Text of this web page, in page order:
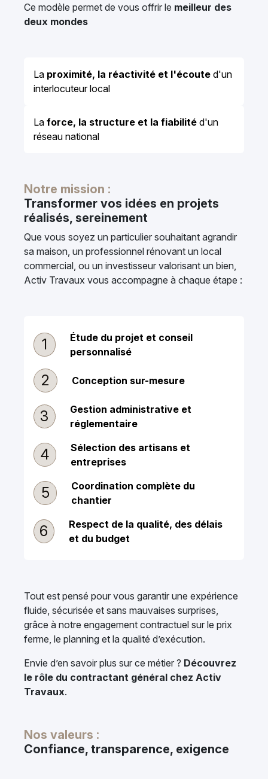
Ce modèle permet de vous offrir le meilleur des
deux mondes
La proximité, la réactivité et l'écoute d'un
interlocuteur local
La force, la structure et la fiabilité d'un
réseau national
Notre mission :
Transformer vos idées en projets
réalisés, sereinement
Que vous soyez un particulier souhaitant agrandir
sa maison, un professionnel rénovant un local
commercial, ou un investisseur valorisant un bien,
Activ Travaux vous accompagne à chaque étape :
1
Étude du projet et conseil
personnalisé
2 Conception sur-mesure
3
Gestion administrative et
réglementaire
4
Sélection des artisans et
entreprises
5
Coordination complète du
chantier
6
Respect de la qualité, des délais
et du budget
Tout est pensé pour vous garantir une expérience
fluide, sécurisée et sans mauvaises surprises,
grâce à notre engagement contractuel sur le prix
ferme, le planning et la qualité d’exécution.
Envie d’en savoir plus sur ce métier ? Découvrez
le rôle du contractant général chez Activ
Travaux.
Nos valeurs :
Confiance, transparence, exigence